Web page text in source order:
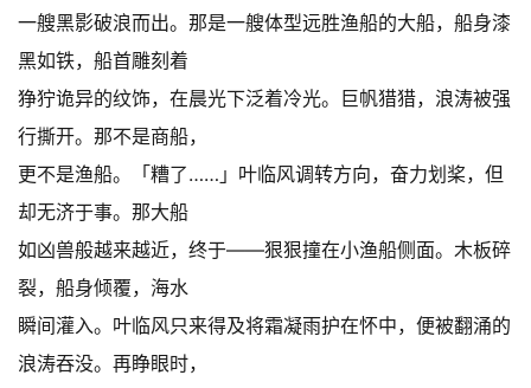
一艘黑影破浪而出。那是一艘体型远胜渔船的大船，船身漆
黑如铁，船首雕刻着
狰狞诡异的纹饰，在晨光下泛着冷光。巨帆猎猎，浪涛被强
行撕开。那不是商船，
更不是渔船。「糟了……」叶临风调转方向，奋力划桨，但
却无济于事。那大船
如凶兽般越来越近，终于——狠狠撞在小渔船侧面。木板碎
裂，船身倾覆，海水
瞬间灌入。叶临风只来得及将霜凝雨护在怀中，便被翻涌的
浪涛吞没。再睁眼时，